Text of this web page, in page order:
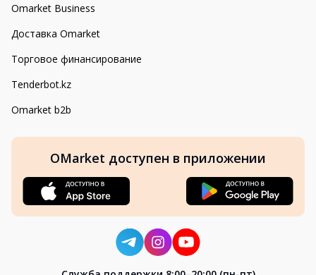
Omarket Business
Доставка Omarket
Торговое финансирование
Tenderbot.kz
Omarket b2b
OMarket доступен в приложении